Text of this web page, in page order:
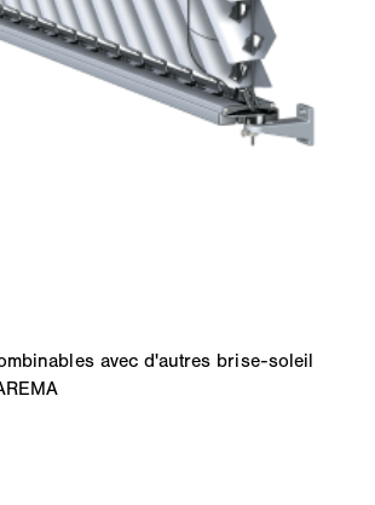
avec d'autres brise-soleil